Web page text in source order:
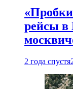
рейсы в
2 года спустя